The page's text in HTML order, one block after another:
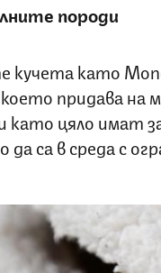
породи
кучета като
придава на
като цяло имат
са в среда с